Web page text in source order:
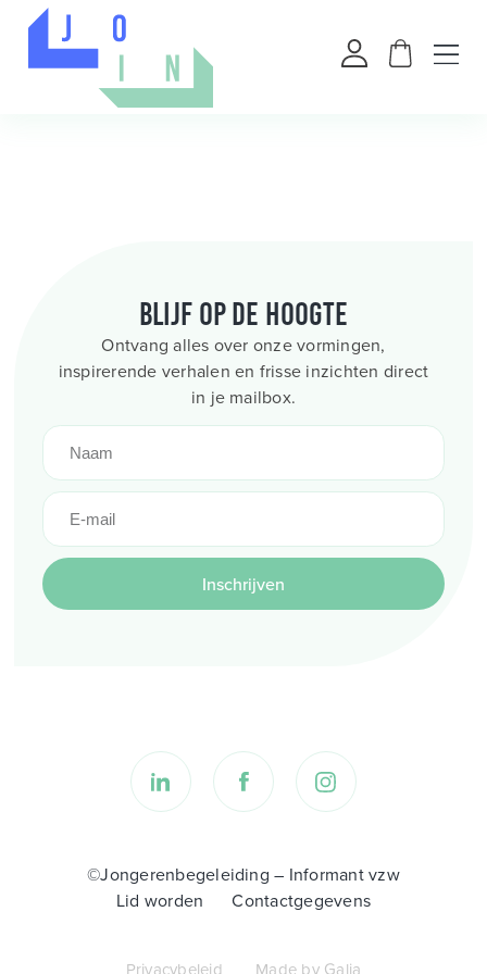
Blijf op de hoogte
Ontvang alles over onze vormingen,
inspirerende verhalen en frisse inzichten direct
in je mailbox.
Inschrijven
©Jongerenbegeleiding – Informant vzw
Lid worden
Contactgegevens
Privacybeleid Made by Galia